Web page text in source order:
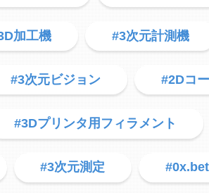
加工機 #3次元計測機
#3次元ビジョン #2Dコ
#3Dプリンタ用フィラメント
#3次元測定